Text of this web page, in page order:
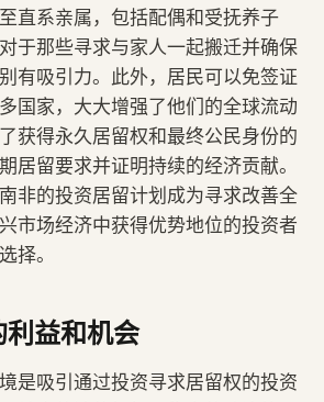
直系亲属，包括配偶和受抚养子
于那些寻求与家人一起搬迁并确保
有吸引力。此外，居民可以免签证
国家，大大增强了他们的全球流动
获得永久居留权和最终公民身份的
居留要求并证明持续的经济贡献。
非的投资居留计划成为寻求改善全
市场经济中获得优势地位的投资者
择。
益和机会
是吸引通过投资寻求居留权的投资